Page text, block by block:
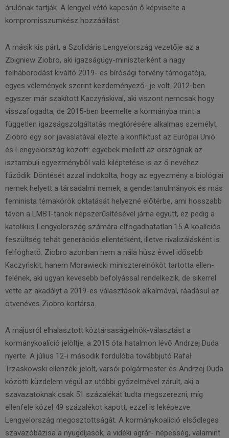
árulónak tartják. A lengyel vétó kapcsán ő képviselte a
kompromisszumkész hozzáállást.
A másik kis párt, a Szolidáris Lengyelország vezetője az a
Zbigniew Ziobro, aki igazságügy-miniszterként a nagy
felháborodást kiváltó 2019- es bírósági törvény támogatója,
egyes vélemények szerint kezdeményező- je volt. 2012-ben
egyszer már szakított Kaczyńskival, aki viszont nemcsak hogy
visszafogadta, de 2015-ben beemelte a kormányba mint a
független igazságszolgáltatás megtörésére alkalmas személyt.
Ziobro egy sor javaslatával élezte a konfliktust az Európai Unió
és Lengyelország között: egyebek mellett az országnak az
isztambuli egyezményből való kiléptetése is az ő nevéhez
fűződik. Döntését azzal indokolta, hogy az egyezmény a biológiai
nemek helyett a társadalmi nemek, a gendertanulmányok és más
feminista témakörök oktatását helyezné előtérbe, ami hosszabb
távon a LMBT-tanok népszerűsítésével járna együtt, ez pedig a
katolikus Lengyelország számára elfogadhatatlan.15 A koalíciós
feszültség tehát generációs ellentétként, illetve rivalizálásként is
felfogható. Ziobro azonban nem a nála húsz évvel idősebb
Kaczyńskit, hanem Morawiecki miniszterelnököt tartotta ellen-
felének, aki ugyan kevesebb befolyással rendelkezik, de sikerrel
vette az akadályt a 2019-es választások alkalmával, ráadásul az
ötvenéves Ziobro kortársa.
A májusról elhalasztott köztársaságielnök-választást a
kormánykoalíció jelöltje, a 2015 óta hatalmon lévő Andrzej Duda
nyerte. A július 12-i második fordulóba továbbjutó Rafał
Trzaskowski ellenzéki jelölt, varsói polgármester és Andrzej Duda
közötti küzdelem végül az utóbbi győzelmével zárult, aki a
szavazatoknak csak 51 százalékát tudta megszerezni, míg
ellenfele közel 49 százalékot kapott, ezzel is leképezve
Lengyelország megosztottságát. A kormánykoalíció elsődleges
szavazóbázisa a nyugdíjasok, a vidéki agrár- népesség, valamint